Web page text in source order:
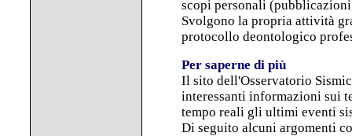
scopi personali
Svolgono la propria attività
protocollo deontologico
Per saperne di più
Il sito dell'Osservatorio
interessanti informazioni sui
tempo reali gli ultimi eventi
Di seguito alcuni argomenti